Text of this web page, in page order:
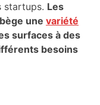
startups. Les
une variété
surfaces à des
besoins